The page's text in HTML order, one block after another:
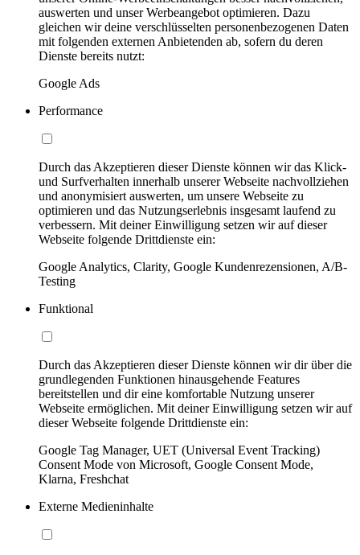
auswerten und unser Werbeangebot optimieren. Dazu
gleichen wir deine verschlüsselten personenbezogenen Daten
mit folgenden externen Anbietenden ab, sofern du deren
Dienste bereits nutzt:
Google Ads
Performance
Durch das Akzeptieren dieser Dienste können wir das Klick-
und Surfverhalten innerhalb unserer Webseite nachvollziehen
und anonymisiert auswerten, um unsere Webseite zu
optimieren und das Nutzungserlebnis insgesamt laufend zu
verbessern. Mit deiner Einwilligung setzen wir auf dieser
Webseite folgende Drittdienste ein:
Google Analytics, Clarity, Google Kundenrezensionen, A/B-
Testing
Funktional
Durch das Akzeptieren dieser Dienste können wir dir über die
grundlegenden Funktionen hinausgehende Features
bereitstellen und dir eine komfortable Nutzung unserer
Webseite ermöglichen. Mit deiner Einwilligung setzen wir auf
dieser Webseite folgende Drittdienste ein:
Google Tag Manager, UET (Universal Event Tracking)
Consent Mode von Microsoft, Google Consent Mode,
Klarna, Freshchat
Externe Medieninhalte